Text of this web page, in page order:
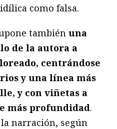
como falsa.
también una
de la autora a
centrándose
y una línea más
y con viñetas a
más profundidad.
narración, según